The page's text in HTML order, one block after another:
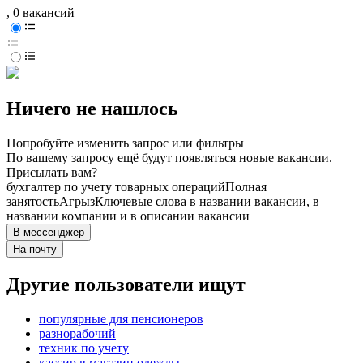
, 0 вакансий
Ничего не нашлось
Попробуйте изменить запрос или фильтры
По вашему запросу ещё будут появляться новые вакансии.
Присылать вам?
бухгалтер по учету товарных операцийПолная
занятостьАгрызКлючевые слова в названии вакансии, в
названии компании и в описании вакансии
В мессенджер
На почту
Другие пользователи ищут
популярные для пенсионеров
разнорабочий
техник по учету